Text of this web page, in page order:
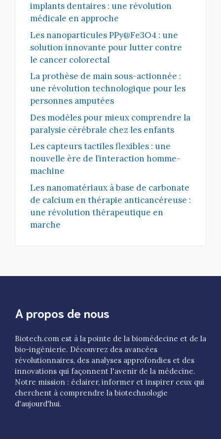
implants dentaires : une révolution
médicale en approche
Les nanoparticules PPy@Fe3O4 : une
solution innovante pour lutter contre
le cancer colorectal
La prothèse de main sous-actionnée :
une révolution technologique pour les
personnes amputées
Des modèles pour mieux comprendre la
paralysie cérébrale chez les enfants
Les capteurs tactiles flexibles : une
nouvelle ère de l’interaction homme-
machine
Les nanomatériaux à base de carbonate
de calcium en thérapie anticancéreuse :
une révolution thérapeutique en
marche
A propos de nous
Biotech.com est à la pointe de la biomédecine et de la
bio-ingénierie. Découvrez des avancées
révolutionnaires, des analyses approfondies et des
innovations qui façonnent l'avenir de la médecine.
Notre mission : éclairer, informer et inspirer ceux qui
cherchent à comprendre la biotechnologie
d'aujourd'hui.